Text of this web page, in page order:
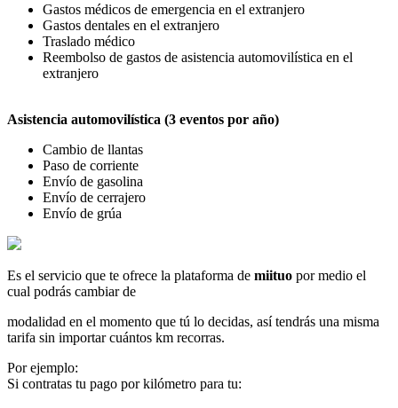
Gastos médicos de emergencia en el extranjero
Gastos dentales en el extranjero
Traslado médico
Reembolso de gastos de asistencia automovilística en el
extranjero
Asistencia automovilística (3 eventos por año)
Cambio de llantas
Paso de corriente
Envío de gasolina
Envío de cerrajero
Envío de grúa
Es el servicio que te ofrece la plataforma de miituo por medio el
cual podrás cambiar de
modalidad en el momento que tú lo decidas, así tendrás una misma
tarifa sin importar cuántos km recorras.
Por ejemplo:
Si contratas tu pago por kilómetro para tu: